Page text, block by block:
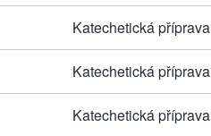
Katechetická příprava
Katechetická příprava
Katechetická příprava